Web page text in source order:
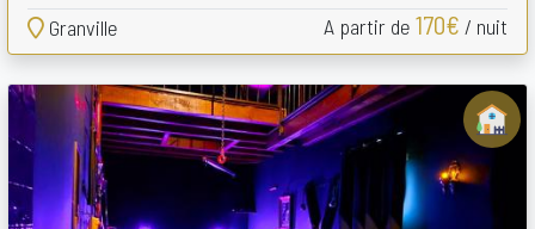
Granville A partir de 170€ / nuit